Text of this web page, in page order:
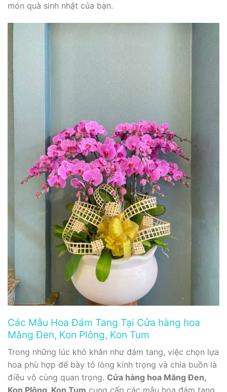
món quà sinh nhật của bạn.
Các Mẫu Hoa Đám Tang Tại Cửa hàng hoa
Măng Đen, Kon Plông, Kon Tum
Trong những lúc khó khăn như đám tang, việc chọn lựa
hoa phù hợp để bày tỏ lòng kính trọng và chia buồn là
điều vô cùng quan trọng. Cửa hàng hoa Măng Đen,
Kon Plông, Kon Tum cung cấp các mẫu hoa đám tang